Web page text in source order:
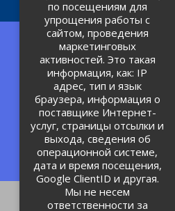
Телефоны:
+7 (812) 971-42-42
Политика об обработке и
защите персональных данных
Соглашение на обработку
персональных данных
по посещениям для
упрощения работы с
сайтом, проведения
маркетинговых
активностей. Это такая
информация, как: IP
адрес, тип и язык
браузера, информация о
поставщике Интернет-
услуг, страницы отсылки и
выхода, сведения об
операционной системе,
дата и время посещения,
Google ClientID и другая.
Мы не несем
ответственности за